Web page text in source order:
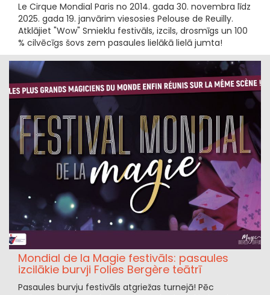
Le Cirque Mondial Paris no 2014. gada 30. novembra līdz
2025. gada 19. janvārim viesosies Pelouse de Reuilly.
Atklājiet "Wow" Smieklu festivāls, izcils, drosmīgs un 100
% cilvēcīgs šovs zem pasaules lielākā lielā jumta!
Mondial de la Magie festivāls: pasaules
izcilākie burvji Folies Bergère teātrī
Pasaules burvju festivāls atgriežas turnejā! Pēc